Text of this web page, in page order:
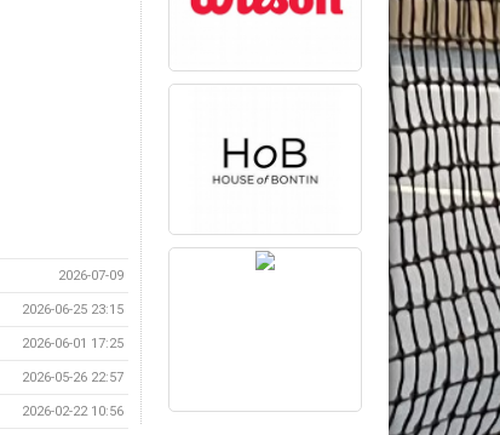
2026-07-09
2026-06-25 23:15
2026-06-01 17:25
2026-05-26 22:57
2026-02-22 10:56